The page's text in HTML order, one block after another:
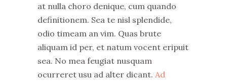
at nulla choro denique, cum quando
definitionem. Sea te nisl splendide,
odio timeam an vim. Quas brute
aliquam id per, et natum vocent eripuit
sea. No mea feugiat nusquam
ocurreret usu ad alter dicant. Ad